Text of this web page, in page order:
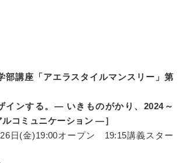
部講座「アエラスタイルマンスリー」第
インする。— いきものがかり、2024～
コミュニケーション —］
日(金)19:00オープン 19:15講義スター